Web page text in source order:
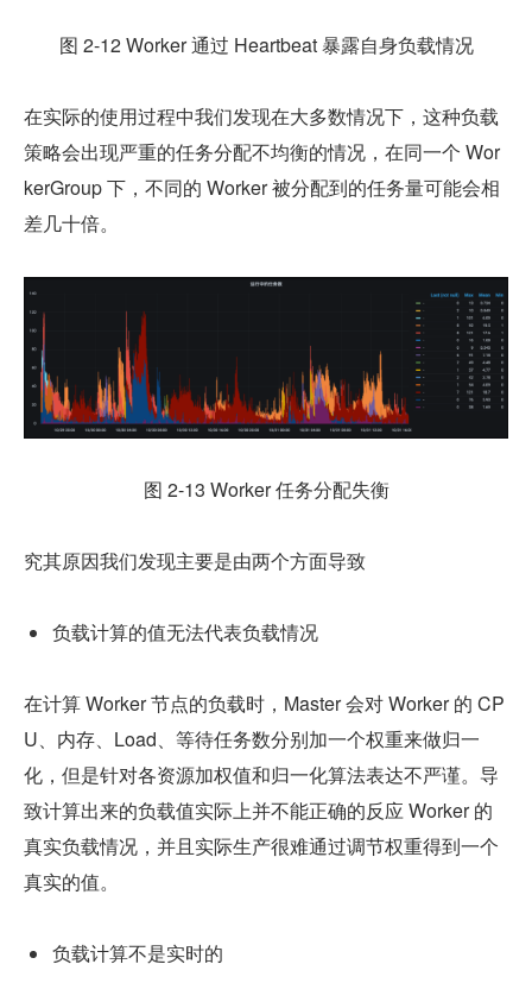
图 2-12 Worker 通过 Heartbeat 暴露自身负载情况
在实际的使用过程中我们发现在大多数情况下，这种负载
策略会出现严重的任务分配不均衡的情况，在同一个 Wor
kerGroup 下，不同的 Worker 被分配到的任务量可能会相
差几十倍。
图 2-13 Worker 任务分配失衡
究其原因我们发现主要是由两个方面导致
负载计算的值无法代表负载情况
在计算 Worker 节点的负载时，Master 会对 Worker 的 CP
U、内存、Load、等待任务数分别加一个权重来做归一
化，但是针对各资源加权值和归一化算法表达不严谨。导
致计算出来的负载值实际上并不能正确的反应 Worker 的
真实负载情况，并且实际生产很难通过调节权重得到一个
真实的值。
负载计算不是实时的